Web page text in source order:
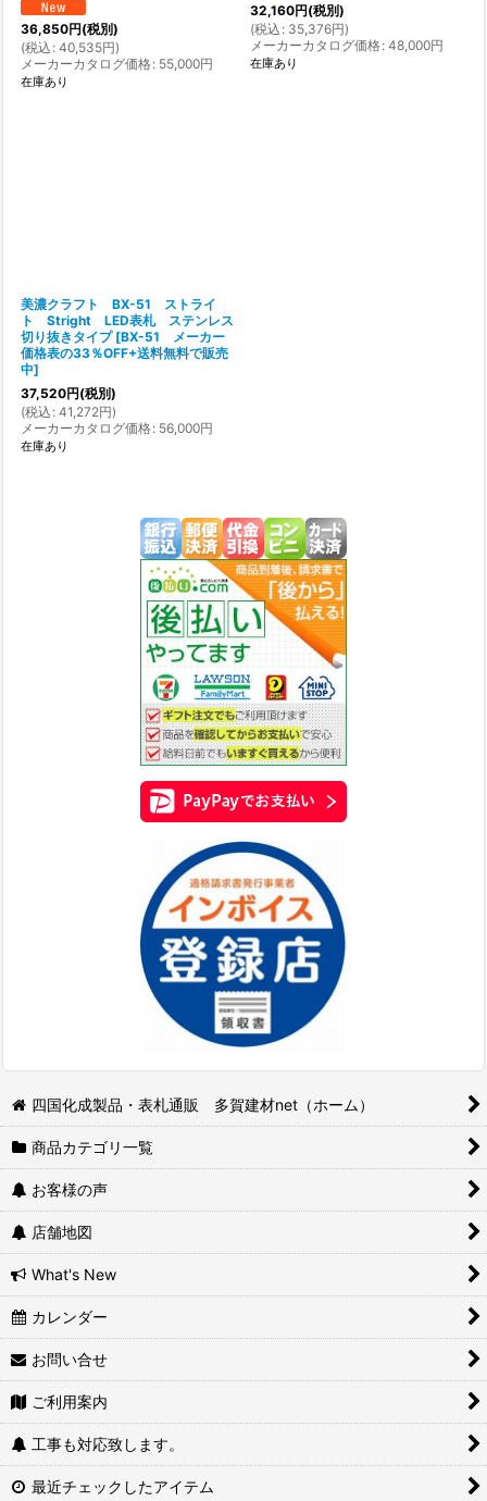
36,850円(税別)
(税込 : 40,535円)
メーカーカタログ価格: 55,000円
在庫あり
32,160円(税別)
(税込 : 35,376円)
メーカーカタログ価格: 48,000円
在庫あり
美濃クラフト BX-51 ストライ
ト Stright LED表札 ステンレス
切り抜きタイプ [BX-51 メーカー
価格表の33％OFF+送料無料で販売
中]
37,520円(税別)
(税込 : 41,272円)
メーカーカタログ価格: 56,000円
在庫あり
四国化成製品・表札通販 多賀建材net（ホーム）
商品カテゴリ一覧
お客様の声
店舗地図
What's New
カレンダー
お問い合せ
ご利用案内
工事も対応致します。
最近チェックしたアイテム